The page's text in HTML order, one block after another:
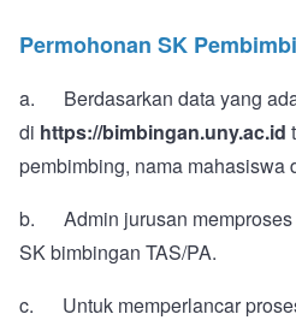
Permohonan SK
a. Berdasarkan data yang
di https://bimbingan.uny.ac.id
pembimbing, nama mahasiswa
b. Admin jurusan memproses
SK bimbingan TAS/PA.
c. Untuk memperlancar